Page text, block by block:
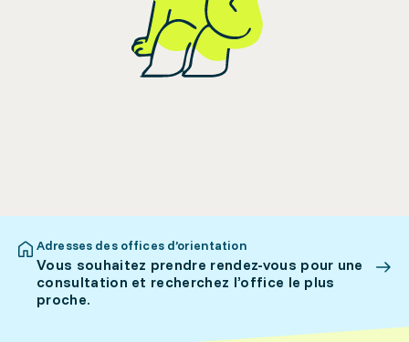
Adresses des offices d’orientation
Vous souhaitez prendre rendez-vous pour une
consultation et recherchez l’office le plus
proche.